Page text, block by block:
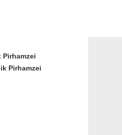
Pirhamzei
Pirhamzei